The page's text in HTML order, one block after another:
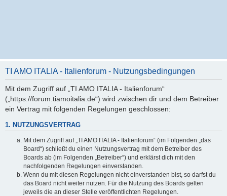
TI AMO ITALIA - Italienforum - Nutzungsbedingungen
Mit dem Zugriff auf „TI AMO ITALIA - Italienforum“
(„https://forum.tiamoitalia.de“) wird zwischen dir und dem Betreiber
ein Vertrag mit folgenden Regelungen geschlossen:
1. NUTZUNGSVERTRAG
Mit dem Zugriff auf „TI AMO ITALIA - Italienforum“ (im Folgenden „das
Board“) schließt du einen Nutzungsvertrag mit dem Betreiber des
Boards ab (im Folgenden „Betreiber“) und erklärst dich mit den
nachfolgenden Regelungen einverstanden.
Wenn du mit diesen Regelungen nicht einverstanden bist, so darfst du
das Board nicht weiter nutzen. Für die Nutzung des Boards gelten
jeweils die an dieser Stelle veröffentlichten Regelungen.